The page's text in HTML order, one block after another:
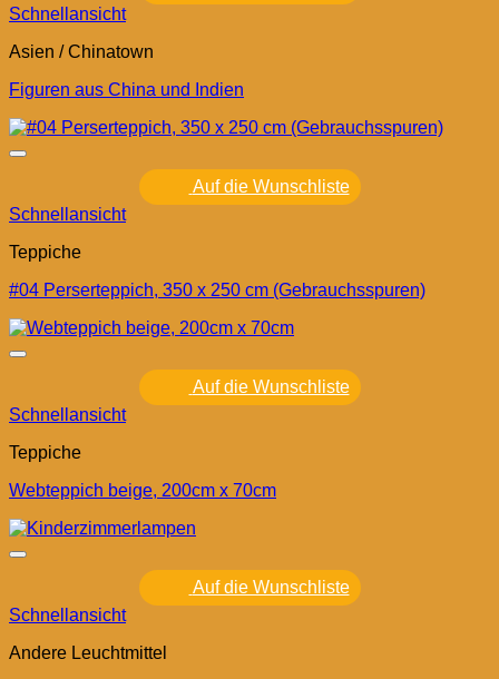
Schnellansicht
Asien / Chinatown
Figuren aus China und Indien
Auf die Wunschliste
Schnellansicht
Teppiche
#04 Perserteppich, 350 x 250 cm (Gebrauchsspuren)
Auf die Wunschliste
Schnellansicht
Teppiche
Webteppich beige, 200cm x 70cm
Auf die Wunschliste
Schnellansicht
Andere Leuchtmittel